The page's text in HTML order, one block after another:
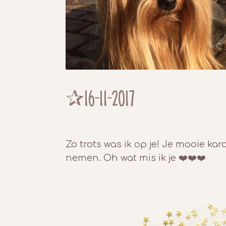
✰16-11-2017
Zo trots was ik op je! Je mooie
nemen. Oh wat mis ik je ❤️❤️❤️